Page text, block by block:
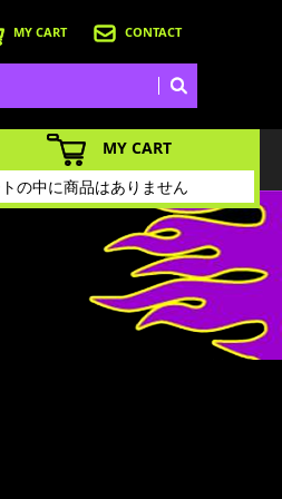
MY CART CONTACT
MY CART
の中に商品はありません